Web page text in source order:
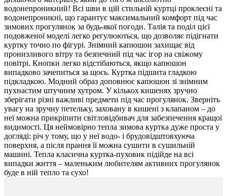
водонепроникний! Всі шви в цій стильній куртці проклеєні та
водонепроникні, що гарантує максимальний комфорт під час
зимових прогулянок за будь-якої погоди. Талія та поділ цієї
подовженої моделі легко регулюються, що дозволяє підігнати
куртку точно по фігурі. Знімний капюшон захищає від
пронизливого вітру та безпечний під час ігор на свіжому
повітрі. Кнопки легко відстібаються, якщо капюшон
випадково зачепиться за щось. Куртка підшита гладкою
підкладкою. Модний образ доповнює капюшон зі знімним
пухнастим штучним хутром. У кількох кишенях зручно
зберігати різні важливі предмети під час прогулянок. Зверніть
увагу на зручну петельку, заховану в кишені з клапаном – до
неї можна прикріпити світловідбивач для забезпечення кращої
видимості. Ця неймовірно тепла зимова куртка дуже проста у
догляді: річ у тому, що у неї водо- і брудовідштовхуюча
поверхня, а після прання її можна сушити в сушильній
машині. Тепла класична куртка-пуховик підійде на всі
випадки життя – маленьким любителям активних прогулянок
буде в ній тепло та сухо!